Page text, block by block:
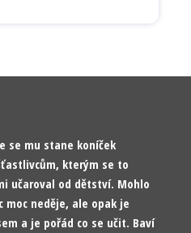
se mu stane koníček
kterým se to
učaroval od dětství. Mohlo
moc neděje, ale opak je
a je pořád co se učit. Baví